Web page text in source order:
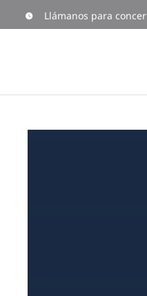
Llámanos para